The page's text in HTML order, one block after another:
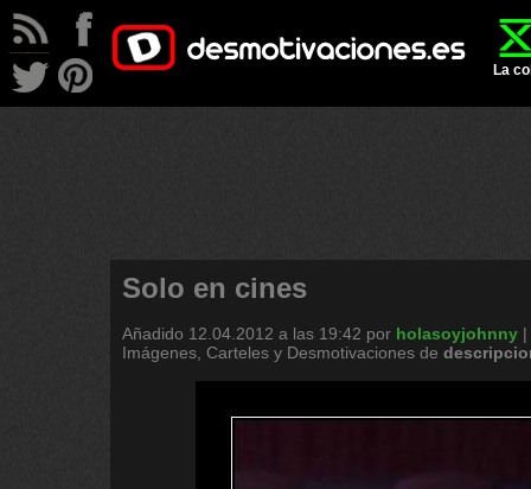
La
Solo en cines
Añadido 12.04.2012 a las 19:42 por holasoyjohnny |
Imágenes, Carteles y Desmotivaciones de